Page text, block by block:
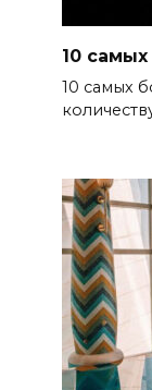
10
10 самых